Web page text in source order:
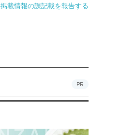
掲載情報の誤記載を報告する
PR